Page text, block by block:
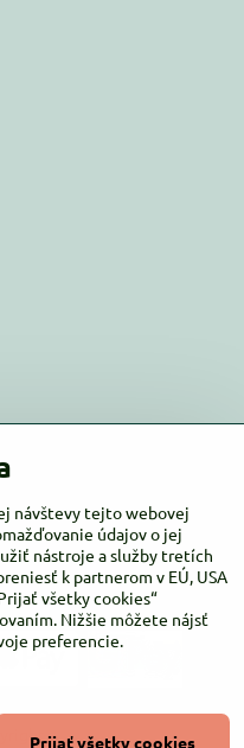
návštevy tejto webovej
údajov o jej
nástroje a služby tretích
k partnerom v EÚ, USA
všetky cookies“
Nižšie môžete nájsť
preferencie.
Prijať všetky cookies